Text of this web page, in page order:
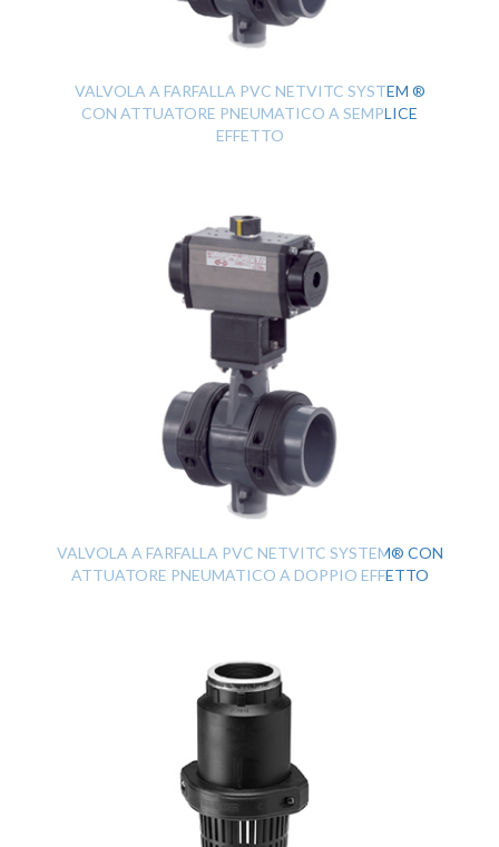
VALVOLA A FARFALLA PVC NETVITC SYSTEM ®
CON ATTUATORE PNEUMATICO A SEMPLICE
EFFETTO
VALVOLA A FARFALLA PVC NETVITC SYSTEM® CON
ATTUATORE PNEUMATICO A DOPPIO EFFETTO